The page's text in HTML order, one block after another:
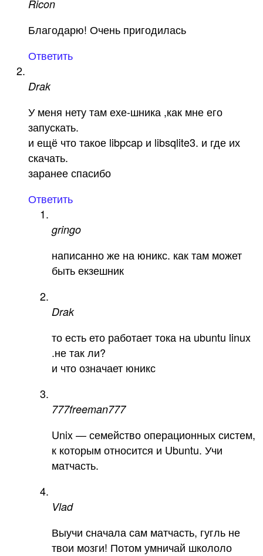
Ricon
Благодарю! Очень пригодилась
Ответить
Drak
У меня нету там ехе-шника ,как мне его
запускать.
и ещё что такое libpcap и libsqlite3. и где их
скачать.
заранее спасибо
Ответить
gringo
написанно же на юникс. как там может
быть екзешник
Drak
то есть ето работает тока на ubuntu linux
.не так ли?
и что означает юникс
777freeman777
Unix — семейство операционных систем,
к которым относится и Ubuntu. Учи
матчасть.
Vlad
Выучи сначала сам матчасть, гугль не
твои мозги! Потом умничай школоло